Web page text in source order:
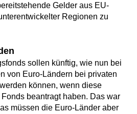
Gelder aus EU-
Regionen zu
sollen künftig, wie nun bei
von Euro-Ländern bei privaten
können, wenn diese
beantragt haben. Das war
müssen die Euro-Länder aber